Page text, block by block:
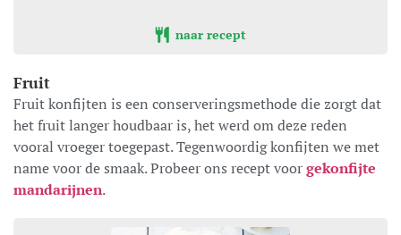
naar recept
Fruit
Fruit konfijten is een conserveringsmethode die zorgt dat
het fruit langer houdbaar is, het werd om deze reden
vooral vroeger toegepast. Tegenwoordig konfijten we met
name voor de smaak. Probeer ons recept voorgekonfijte
mandarijnen.